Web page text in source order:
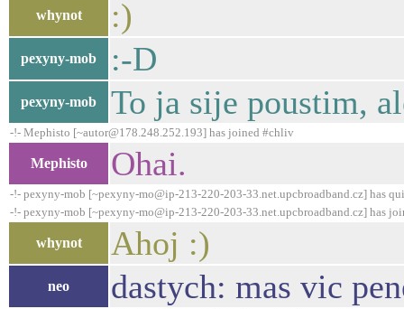
whynot :)
pexyny-mob :-D
pexyny-mob To ja sije poustim,
-!- Mephisto [~autor@178.248.252.193] has joined #chliv
Mephisto Ohai.
-!- pexyny-mob [~pexyny-mo@ip-213-220-203-33.net.upcbroadband.cz] has
-!- pexyny-mob [~pexyny-mo@ip-213-220-203-33.net.upcbroadband.cz] has
whynot Ahoj :)
neo dastych: mas vic